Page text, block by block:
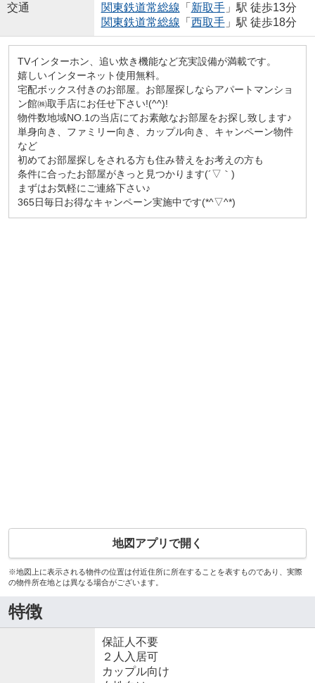
交通
関東鉄道常総線 「 新取手」駅 徒歩13分
関東鉄道常総線 「 西取手」駅 徒歩18分
TVインターホン、追い炊き機能など充実設備が満載です。
嬉しいインターネット使用無料。
宅配ボックス付きのお部屋。お部屋探しならアパートマンショ
ン館㈱取手店にお任せ下さい!(^^)!
物件数地域NO.1の当店にてお素敵なお部屋をお探し致します♪
単身向き、ファミリー向き、カップル向き、キャンペーン物件
など
初めてお部屋探しをされる方も住み替えをお考えの方も
条件に合ったお部屋がきっと見つかります(´▽｀)
まずはお気軽にご連絡下さい♪
365日毎日お得なキャンペーン実施中です(*^▽^*)
地図アプリで開く
※地図上に表示される物件の位置は付近住所に所在することを表すものであり、実際
の物件所在地とは異なる場合がございます。
特徴
保証人不要
２人入居可
カップル向け